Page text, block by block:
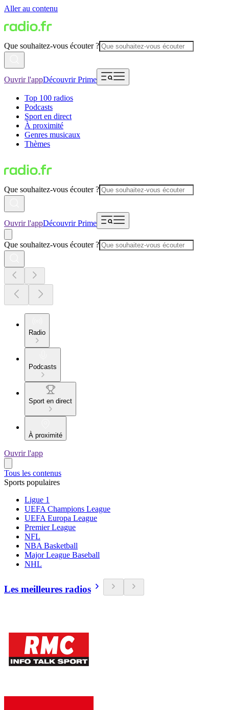
Aller au contenu
Que souhaitez-vous écouter ?
Ouvrir l'appDécouvrir Prime
Top 100 radios
Podcasts
Sport en direct
À proximité
Genres musicaux
Thèmes
Que souhaitez-vous écouter ?
Ouvrir l'appDécouvrir Prime
Que souhaitez-vous écouter ?
Radio
Podcasts
Sport en direct
À proximité
Ouvrir l'app
Tous les contenus
Sports populaires
Ligue 1
UEFA Champions League
UEFA Europa League
Premier League
NFL
NBA Basketball
Major League Baseball
NHL
Les meilleures radios